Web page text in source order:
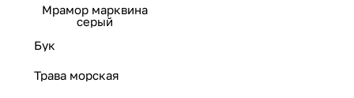
Мрамор марквина
серый
Бук
Трава морская